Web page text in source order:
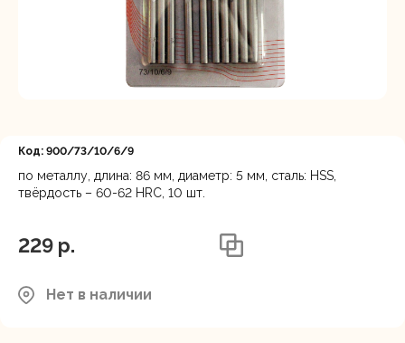
Код: 900/73/10/6/9
по металлу, длина: 86 мм, диаметр: 5 мм, сталь: HSS,
твёрдость – 60-62 HRC, 10 шт.
229 p.
Нет в наличии
Регистрация